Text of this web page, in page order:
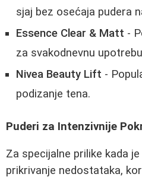
sjaj bez osećaja pudera
Essence Clear & Matt -
za svakodnevnu
Nivea Beauty Lift -
podizanje tena.
Puderi za Intenzivnije
Za specijalne prilike kada
prikrivanje nedostataka,